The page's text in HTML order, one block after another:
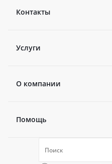
Контакты
Услуги
О компании
Новости
Политика
Помощь
Коллекции